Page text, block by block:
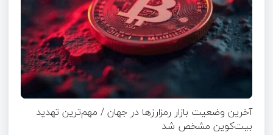
آخرین وضعیت بازار رمزارزها در جهان / مهم‌ترین تهدید
بیت‌کوین مشخص شد